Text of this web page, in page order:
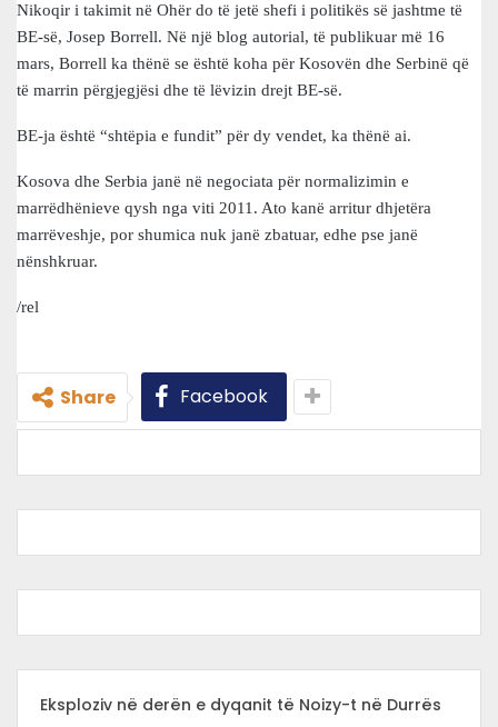
Nikoqir i takimit në Ohër do të jetë shefi i politikës së jashtme të
BE-së, Josep Borrell. Në një blog autorial, të publikuar më 16
mars, Borrell ka thënë se është koha për Kosovën dhe Serbinë që
të marrin përgjegjësi dhe të lëvizin drejt BE-së.
BE-ja është “shtëpia e fundit” për dy vendet, ka thënë ai.
Kosova dhe Serbia janë në negociata për normalizimin e
marrëdhënieve qysh nga viti 2011. Ato kanë arritur dhjetëra
marrëveshje, por shumica nuk janë zbatuar, edhe pse janë
nënshkruar.
/rel
Share Facebook
Eksploziv në derën e dyqanit të Noizy-t në Durrës